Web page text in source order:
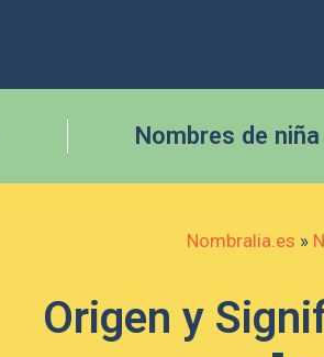
Nombres de niña
Nombralia.es »
Origen y